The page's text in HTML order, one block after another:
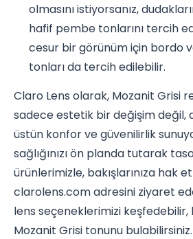
olmasını istiyorsanız,
hafif pembe tonlarını tercih
cesur bir görünüm için bordo
tonları da tercih edilebilir.
Claro Lens olarak, Mozanit Grisi
sadece estetik bir değişim değil,
üstün konfor ve güvenilirlik
sağlığınızı ön planda tutarak
ürünlerimizle, bakışlarınıza hak
clarolens.com adresini ziyaret
lens seçeneklerimizi keşfedebilir,
Mozanit Grisi tonunu bulabilirsiniz.